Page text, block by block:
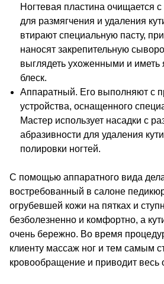
Ногтевая пластина очищается
для размягчения и удаления
втирают специальную пасту,
наносят закрепительную
выглядеть ухоженными и иметь
блеск.
Аппаратный. Его выполняют с
устройства, оснащенного
Мастер использует насадки с
абразивности для удаления
полировки ногтей.
С помощью аппаратного вида
востребованный в салоне
огрубевшей кожи на пятках и
безболезненно и комфортно, а
очень бережно. Во время
клиенту массаж ног и тем самым
кровообращение и приводит весь